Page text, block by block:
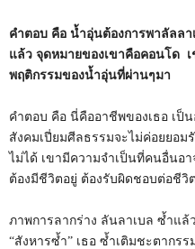
คำตอบ คือ น้ำอุ่นต้องการพาลัลลา
แล้ว จุดหมายของเขาคือคอนโด
พฤติกรรมของน้ำอุ่นที่ผ่านๆมา
คำตอบ คือ นี่คืออาชีพของเธอ เป็
สังคมเปี่ยมศีลธรรมจะไม่ค่อยยอ
ไม่ได้ เขามีความจำเป็นที่คนอื่นอ
ต้องมีชีวิตอยู่ ต้องรับผิดชอบต่อชีวิ
ภาพการลากร่าง ลันลาเบล ซ้ำแล้
“สังหารซ้ำ” เธอ ซ้ำเติมชะตาก